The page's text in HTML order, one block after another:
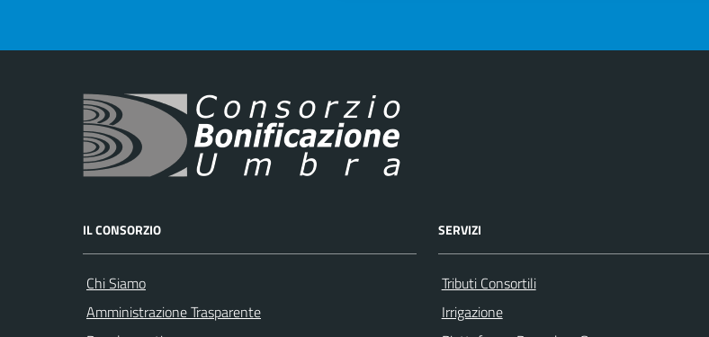
IL CONSORZIO
Chi Siamo
Amministrazione Trasparente
SERVIZI
Tributi Consortili
Irrigazione